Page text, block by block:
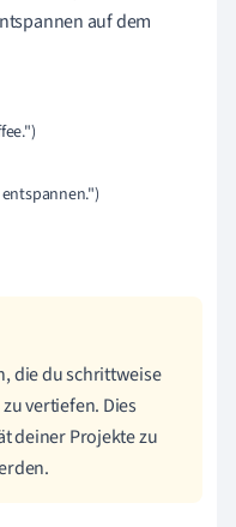
auf dem
entspannen.")
die du schrittweise
vertiefen. Dies
deiner Projekte zu